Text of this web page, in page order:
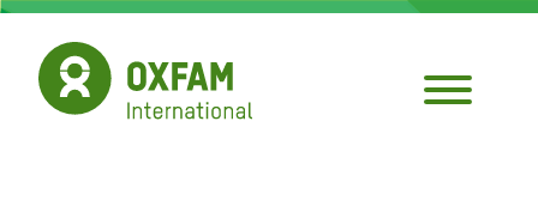
Aller
contenu
principal